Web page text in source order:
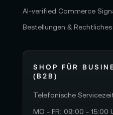
AI-verified Commerce
Bestellungen & Rechtliches
SHOP FÜR
(B2B)
Telefonische
MO - FR: 09:00 - 15:00